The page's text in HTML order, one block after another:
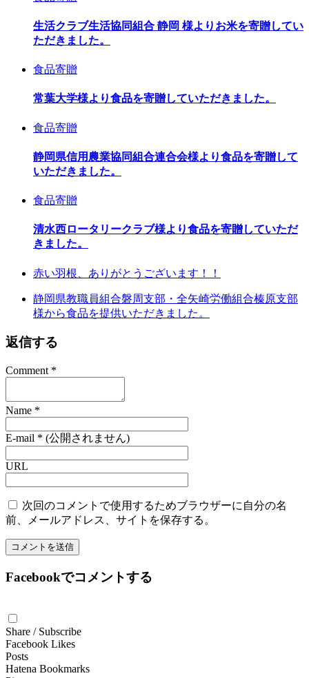
生活クラブ生活協同組合 静岡 様よりお米を寄贈してい
ただきました。
食品寄贈
常葉大学様より食品を寄贈していただきました。
食品寄贈
静岡県信用農業協同組合連合会様より食品を寄贈して
いただきました。
食品寄贈
清水西ロータリークラブ様より食品を寄贈していただ
きました。
赤い羽根、ありがとうございます！！
静岡県教職員組合磐周支部・全矢崎労働組合榛原支部
様から食品を提供いただきました。
返信する
Comment *
Name *
E-mail * (公開されません)
URL
次回のコメントで使用するためブラウザーに自分の名
前、メールアドレス、サイトを保存する。
Facebookでコメントする
Share / Subscribe
Facebook Likes
Posts
Hatena Bookmarks